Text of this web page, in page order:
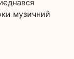
музичний